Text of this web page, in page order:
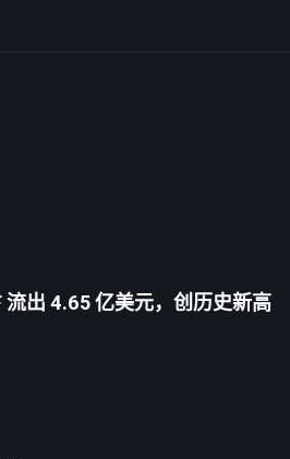
流出 4.65 亿美元，创历史新高